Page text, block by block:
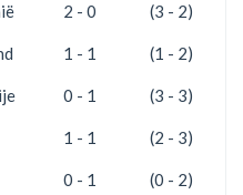
2 - 0 (3 - 2)
1 - 1 (1 - 2)
0 - 1 (3 - 3)
1 - 1 (2 - 3)
0 - 1 (0 - 2)